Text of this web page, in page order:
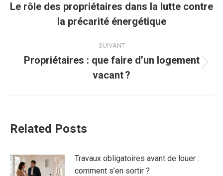
Le rôle des propriétaires dans la lutte contre
la précarité énergétique
SUIVANT
Propriétaires : que faire d’un logement
vacant ?
Related Posts
Travaux obligatoires avant de louer :
comment s’en sortir ?